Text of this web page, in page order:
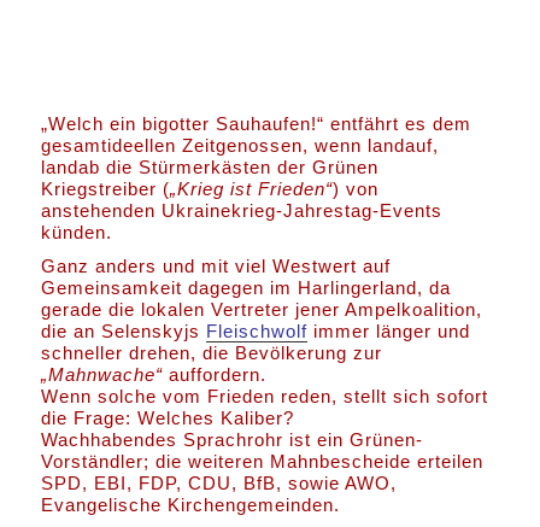
„Welch ein bigotter Sauhaufen!“ entfährt es dem
gesamtideellen Zeitgenossen, wenn landauf,
landab die Stürmerkästen der Grünen
Kriegstreiber („Krieg ist Frieden“) von
anstehenden Ukrainekrieg-Jahrestag-Events
künden.
Ganz anders und mit viel Westwert auf
Gemeinsamkeit dagegen im Harlingerland, da
gerade die lokalen Vertreter jener Ampelkoalition,
die an Selenskyjs Fleischwolf immer länger und
schneller drehen, die Bevölkerung zur
„Mahnwache“ auffordern.
Wenn solche vom Frieden reden, stellt sich sofort
die Frage: Welches Kaliber?
Wachhabendes Sprachrohr ist ein Grünen-
Vorständler; die weiteren Mahnbescheide erteilen
SPD, EBI, FDP, CDU, BfB, sowie AWO,
Evangelische Kirchengemeinden.